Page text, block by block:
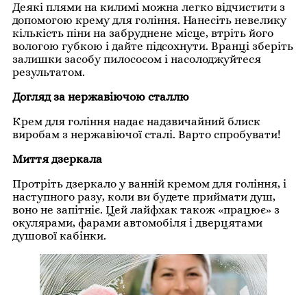
Деякі плями на килимі можна легко відчистити з
допомогою крему для гоління. Нанесіть невелику
кількість піни на забруднене місце, втріть його
вологою губкою і дайте підсохнути. Вранці зберіть
залишки засобу пилососом і насолоджуйтеся
результатом.
Догляд за нержавіючою сталлю
Крем для гоління надає надзвичайний блиск
виробам з нержавіючої сталі. Варто спробувати!
Миття дзеркала
Протріть дзеркало у ванній кремом для гоління, і
наступного разу, коли ви будете приймати душ,
воно не запітніє. Цей лайфхак також «працює» з
окулярами, фарами автомобіля і дверцятами
душової кабінки.